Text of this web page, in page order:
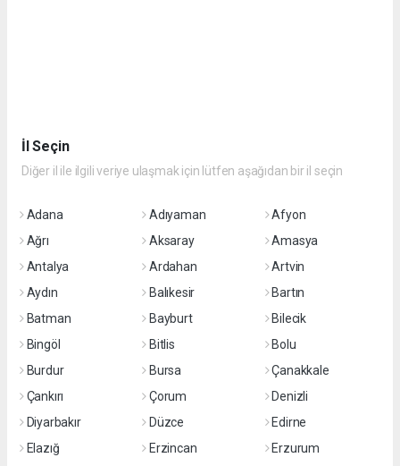
İl Seçin
Diğer il ile ilgili veriye ulaşmak için lütfen aşağıdan bir il seçin
Adana Adıyaman
Afyon
Ağrı
Aksaray
Amasya
Antalya
Ardahan
Artvin
Aydın
Balıkesir
Bartın
Batman
Bayburt
Bilecik
Bingöl
Bitlis
Bolu
Burdur
Bursa
Çanakkale
Çankırı
Çorum
Denizli
Diyarbakır
Düzce
Edirne
Elazığ
Erzincan
Erzurum